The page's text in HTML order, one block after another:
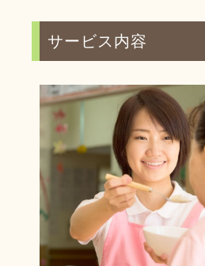
サービス内容